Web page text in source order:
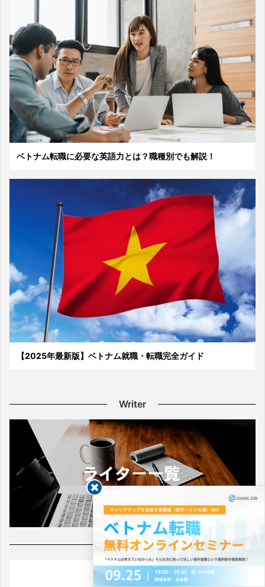
ベトナム転職に必要な英語力とは？職種別でも解説！
【2025年最新版】ベトナム就職・転職完全ガイド
Writer
Follow Us